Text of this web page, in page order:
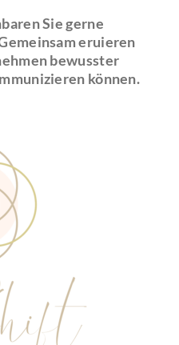
Sie gerne
eruieren
bewusster
können.